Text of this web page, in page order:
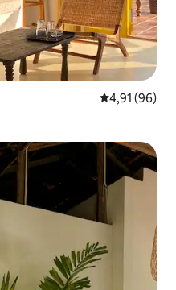
Calificación
4,91 (96)